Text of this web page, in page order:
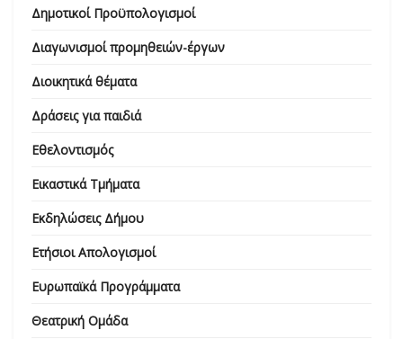
Δημοτικοί Προϋπολογισμοί
Διαγωνισμοί προμηθειών-έργων
Διοικητικά θέματα
Δράσεις για παιδιά
Εθελοντισμός
Εικαστικά Τμήματα
Εκδηλώσεις Δήμου
Ετήσιοι Απολογισμοί
Ευρωπαϊκά Προγράμματα
Θεατρική Ομάδα